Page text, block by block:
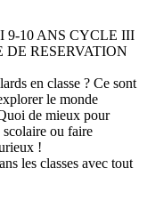
9-10 ANS CYCLE III
DE RESERVATION
en classe ? Ce sont
le monde
de mieux pour
ou faire
!
les classes avec tout